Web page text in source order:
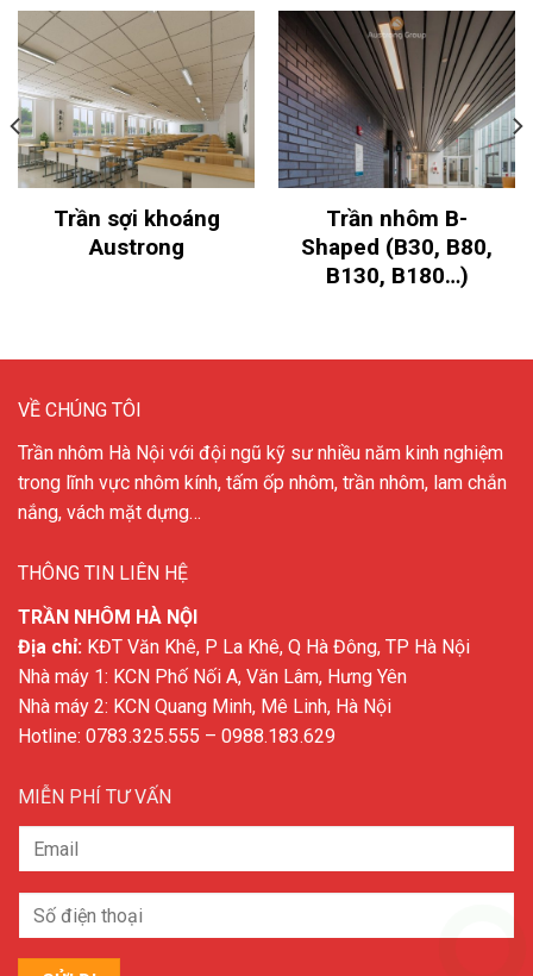
Trần sợi khoáng
Austrong
Trần nhôm B-
Shaped (B30, B80,
B130, B180…)
VỀ CHÚNG TÔI
Trần nhôm Hà Nội với đội ngũ kỹ sư nhiều năm kinh nghiệm
trong lĩnh vực nhôm kính, tấm ốp nhôm, trần nhôm, lam chắn
nắng, vách mặt dựng…
THÔNG TIN LIÊN HỆ
TRẦN NHÔM HÀ NỘI
Địa chỉ: KĐT Văn Khê, P La Khê, Q Hà Đông, TP Hà Nội
Nhà máy 1: KCN Phố Nối A, Văn Lâm, Hưng Yên
Nhà máy 2: KCN Quang Minh, Mê Linh, Hà Nội
Hotline: 0783.325.555 – 0988.183.629
MIỄN PHÍ TƯ VẤN